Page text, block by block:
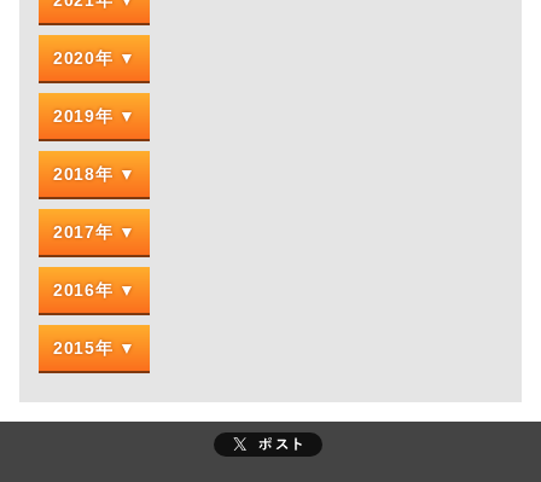
2020年
2019年
2018年
2017年
2016年
2015年